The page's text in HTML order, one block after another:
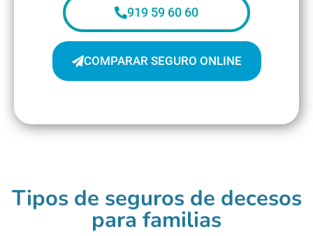
919 59 60 60
COMPARAR SEGURO ONLINE
Tipos de seguros de decesos
para familias